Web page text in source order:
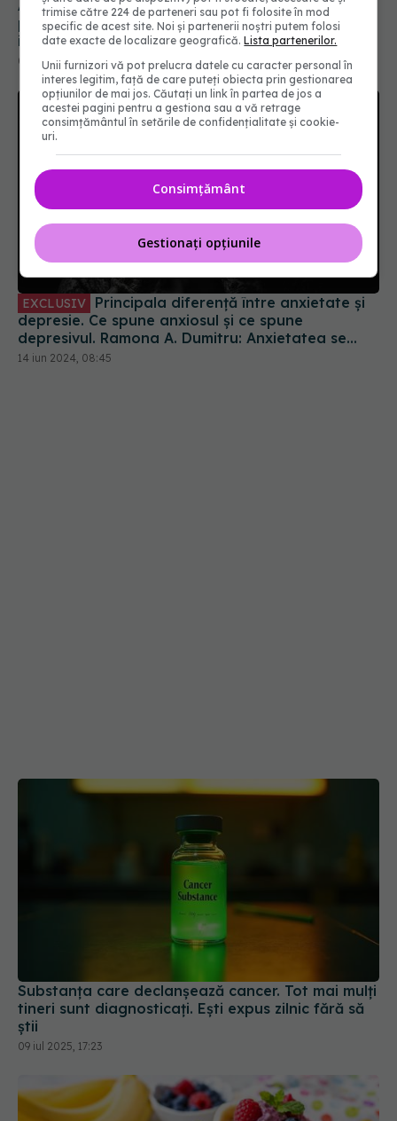
EXCLUSIV Principala diferență între anxietate și
depresie. Ce spune anxiosul și ce spune
depresivul. Ramona A. Dumitru: Anxietatea se
referă la frici, depresia la tristețe
14 iun 2024, 08:45
Substanța care declanșează cancer. Tot mai mulți
tineri sunt diagnosticați. Ești expus zilnic fără să
trimise către 224 de parteneri sau pot fi folosite în mod
specific de acest site. Noi și partenerii noștri putem folosi
date exacte de localizare geografică.Lista partenerilor.
Unii furnizori vă pot prelucra datele cu caracter personal în
interes legitim, față de care puteți obiecta prin gestionarea
opțiunilor de mai jos. Căutați un link în partea de jos a
acestei pagini pentru a gestiona sau a vă retrage
consimțământul în setările de confidențialitate și cookie-
uri.
Consimțământ
Gestionați opțiunile